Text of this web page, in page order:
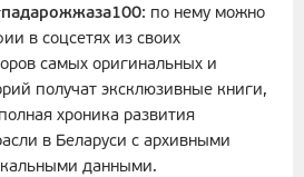
: по нему можно
в соцсетях из своих
самых оригинальных и
получат эксклюзивные книги,
хроника развития
в Беларуси с архивными
данными.